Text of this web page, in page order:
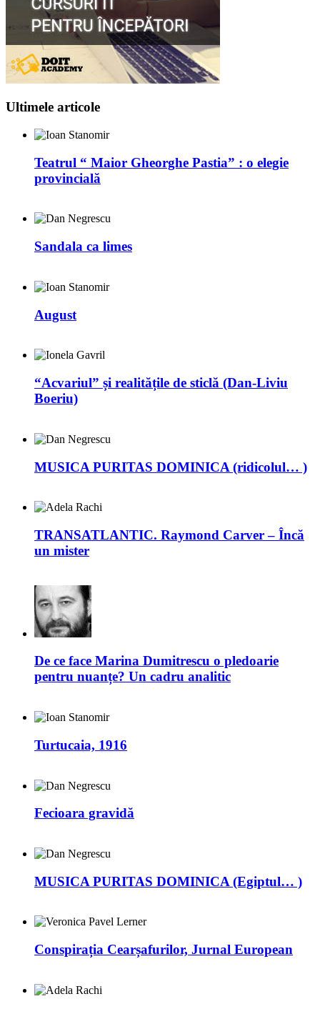
Ultimele articole
Teatrul “ Maior Gheorghe Pastia” : o elegie
provincială
Sandala ca limes
August
“Acvariul” și realitățile de sticlă (Dan-Liviu
Boeriu)
MUSICA PURITAS DOMINICA (ridicolul… )
TRANSATLANTIC. Raymond Carver – Încă
un mister
De ce face Marina Dumitrescu o pledoarie
pentru nuanțe? Un cadru analitic
Turtucaia, 1916
Fecioara gravidă
MUSICA PURITAS DOMINICA (Egiptul… )
Conspirația Cearșafurilor, Jurnal European